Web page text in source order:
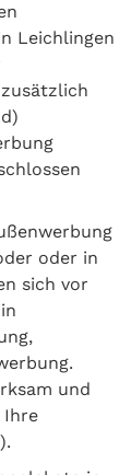
Leichlingen
oder in
sich vor
und
Ihre